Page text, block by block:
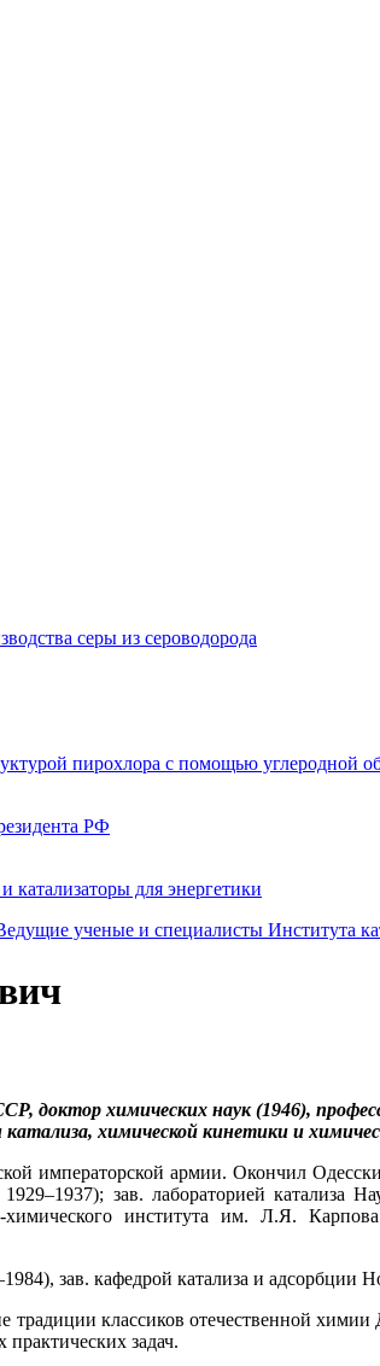
серы из сероводорода
пирохлора с помощью углеродной
РФ
для энергетики
ученые и специалисты Института
доктор химических наук (1946),
химической кинетики и
императорской армии. Окончил
зав. лабораторией катализа
химического института им. Л.Я.
зав. кафедрой катализа и адсорбции
традиции классиков отечественной
задач.